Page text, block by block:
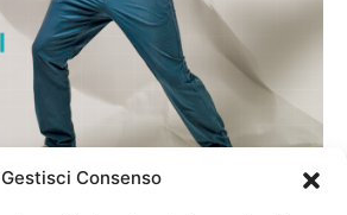
Gestisci Consenso